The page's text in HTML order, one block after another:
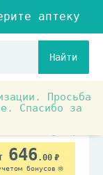
Найти
Просьба
Спасибо за
646.00
бонусов